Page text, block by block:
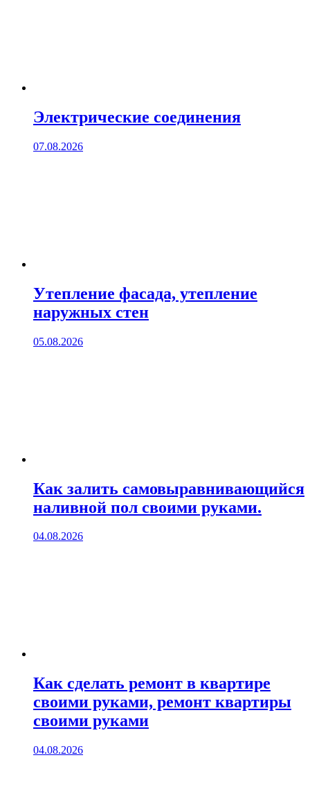
Электрические соединения
07.08.2026
Утепление фасада, утепление
наружных стен
05.08.2026
Как залить самовыравнивающийся
наливной пол своими руками.
04.08.2026
Как сделать ремонт в квартире
своими руками, ремонт квартиры
своими руками
04.08.2026